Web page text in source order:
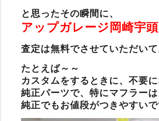
と思ったその瞬間に、
アップガレージ岡崎宇
査定は無料でさせていただいて
たとえば～～
カスタムをするときに、不要
純正パーツで、特にマフラーは
純正でもお値段がつきやすい